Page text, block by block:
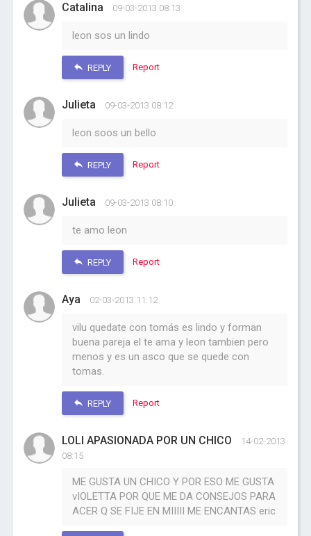
Catalina 09-03-2013 08:13
leon sos un lindo
REPLY Report
Julieta 09-03-2013 08:12
leon soos un bello
REPLY Report
Julieta 09-03-2013 08:10
te amo leon
REPLY Report
Aya 02-03-2013 11:12
vilu quedate con tomás es lindo y forman
buena pareja el te ama y leon tambien pero
menos y es un asco que se quede con
tomas.
REPLY Report
LOLI APASIONADA POR UN CHICO
14-02-2013
08:15
ME GUSTA UN CHICO Y POR ESO ME GUSTA
vIOLETTA POR QUE ME DA CONSEJOS PARA
ACER Q SE FIJE EN MIIIII ME ENCANTAS eric